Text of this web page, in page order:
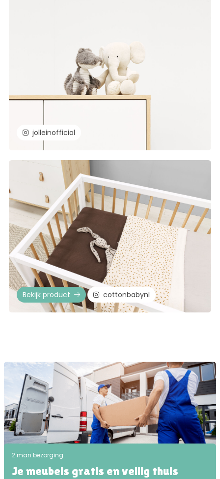
jolleinofficial
Bekijk product cottonbabynl
2 man bezorging
Je meubels gratis en veilig thuis